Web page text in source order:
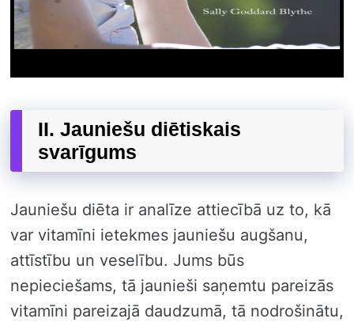
II. Jauniešu diētiskais
svarīgums
Jauniešu diēta ir analīze attiecībā uz to, kā
var vitamīni ietekmes jauniešu augšanu,
attīstību un veselību. Jums būs
nepieciešams, tā jaunieši saņemtu pareizās
vitamīni pareizajā daudzumā, tā nodrošinātu,